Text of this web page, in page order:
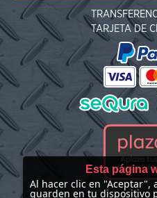
TARJETA DE
Esta página
Al hacer clic en "Aceptar",
guarden en tu dispositivo